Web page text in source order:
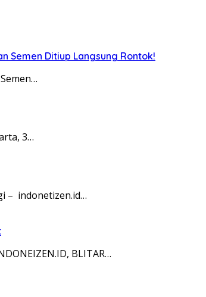
Semen Ditiup Langsung Rontok!
3…
– indonetizen.id…
BLITAR…